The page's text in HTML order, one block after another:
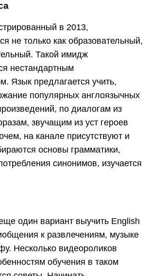
в 2013,
не только как образовательный,
Такой имидж
нестандартным
Язык предлагается учить,
популярных англоязычных
по диалогам из
звучащим из уст героев
на канале присутствуют и
основы грамматики,
синонимов, изучается
один вариант выучить English
к развлечениям, музыке
Несколько видеороликов
обучения в таком